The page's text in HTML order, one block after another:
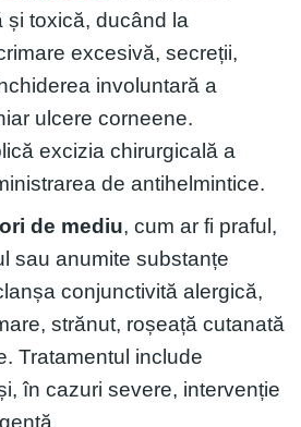
și toxică, ducând la
excesivă, secreții,
involuntară a
ulcere corneene.
excizia chirurgicală a
de antihelmintice.
de mediu, cum ar fi praful,
sau anumite substanțe
conjunctivită alergică,
strănut, roșeață cutanată
Tratamentul include
în cazuri severe, intervenție